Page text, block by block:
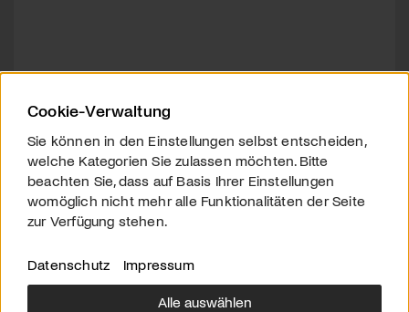
Cookie-Verwaltung
Sie können in den Einstellungen selbst entscheiden,
welche Kategorien Sie zulassen möchten. Bitte
beachten Sie, dass auf Basis Ihrer Einstellungen
womöglich nicht mehr alle Funktionalitäten der Seite
zur Verfügung stehen.
Datenschutz Impressum
Alle auswählen